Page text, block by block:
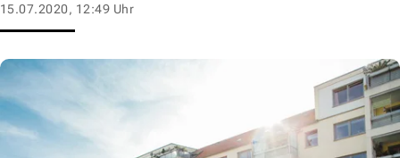
15.07.2020, 12:49 Uhr